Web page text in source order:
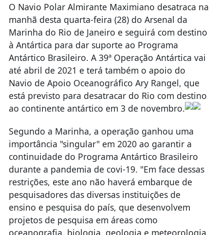
O Navio Polar Almirante Maximiano desatraca na
manhã desta quarta-feira (28) do Arsenal da
Marinha do Rio de Janeiro e seguirá com destino
à Antártica para dar suporte ao Programa
Antártico Brasileiro. A 39ª Operação Antártica vai
até abril de 2021 e terá também o apoio do
Navio de Apoio Oceanográfico Ary Rangel, que
está previsto para desatracar do Rio com destino
ao continente antártico em 3 de novembro.
Segundo a Marinha, a operação ganhou uma
importância "singular" em 2020 ao garantir a
continuidade do Programa Antártico Brasileiro
durante a pandemia de covi-19. "Em face dessas
restrições, este ano não haverá embarque de
pesquisadores das diversas instituições de
ensino e pesquisa do país, que desenvolvem
projetos de pesquisa em áreas como
oceanografia, biologia, geologia e meteorologia,